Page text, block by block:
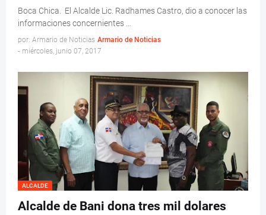
Boca Chica. El Alcalde Lic. Radhames Castro, dio a conocer las
informaciones concernientes …
por: Armario de Noticias Armario de Noticias
- miércoles, junio 07, 2017
ALCALDE
Alcalde de Bani dona tres mil dolares